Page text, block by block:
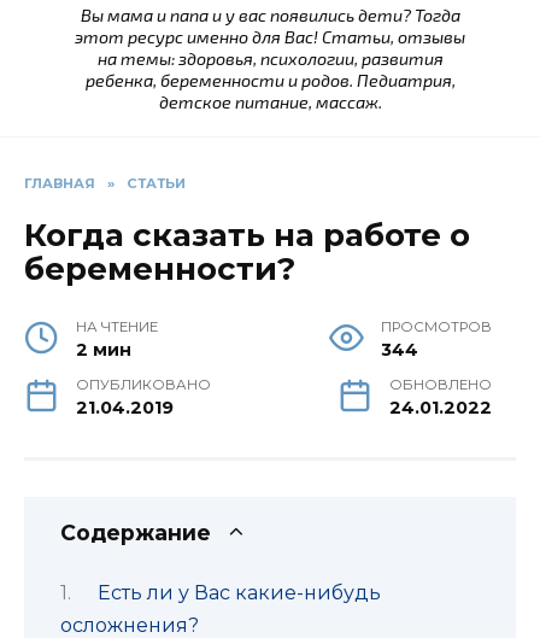
Вы мама и папа и у вас появились дети? Тогда
этот ресурс именно для Вас! Статьи, отзывы
на темы: здоровья, психологии, развития
ребенка, беременности и родов. Педиатрия,
детское питание, массаж.
ГЛАВНАЯ » СТАТЬИ
Когда сказать на работе о
беременности?
НА ЧТЕНИЕ
2 мин
ПРОСМОТРОВ
344
ОПУБЛИКОВАНО
21.04.2019
ОБНОВЛЕНО
24.01.2022
Содержание
Есть ли у Вас какие-нибудь
осложнения?